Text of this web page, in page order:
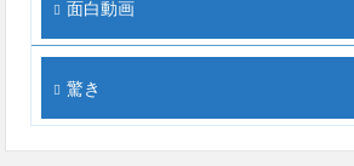
面白動画
驚き